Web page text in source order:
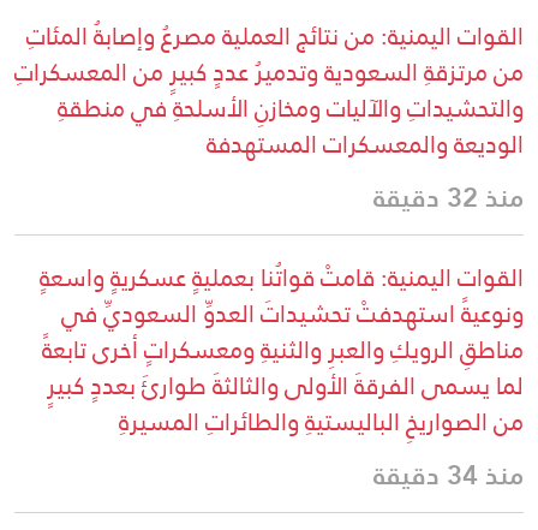
القوات اليمنية: من نتائج العملية مصرعُ وإصابةُ المئاتِ
من مرتزقةِ السعودية وتدميرُ عددٍ كبيرٍ من المعسكراتِ
والتحشيداتِ والآليات ومخازنِ الأسلحةِ في منطقةِ
الوديعة والمعسكرات المستهدفة
منذ 32 دقيقة
القوات اليمنية: قامتْ قواتُنا بعمليةٍ عسكريةٍ واسعةٍ
ونوعيةً استهدفتْ تحشيداتَ العدوِّ السعوديِّ في
مناطقِ الرويكِ والعبرِ والثنيةِ ومعسكراتٍ أخرى تابعةً
لما يسمى الفرقةَ الأولى والثالثةَ طوارئَ بعددٍ كبيرٍ
من الصواريخِ الباليستيةِ والطائراتِ المسيرةِ
منذ 34 دقيقة